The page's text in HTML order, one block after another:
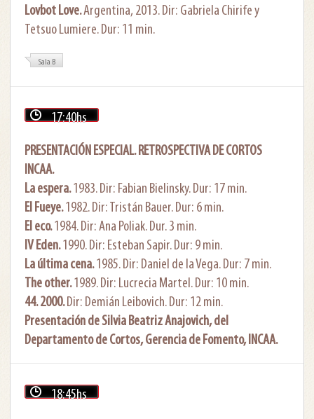
Lovbot Love.Argentina, 2013. Dir: Gabriela Chirife y
Tetsuo Lumiere. Dur: 11 min.
Sala B
17:40hs
PRESENTACIÓN ESPECIAL. RETROSPECTIVA DE CORTOS
INCAA.
La espera.1983. Dir: Fabian Bielinsky. Dur: 17 min.
El Fueye.1982. Dir: Tristán Bauer. Dur: 6 min.
El eco.1984. Dir: Ana Poliak. Dur. 3 min.
IV Eden.1990. Dir: Esteban Sapir. Dur: 9 min.
La última cena.1985. Dir: Daniel de la Vega. Dur: 7 min.
The other.1989. Dir: Lucrecia Martel. Dur: 10 min.
44. 2000.Dir: Demián Leibovich. Dur: 12 min.
Presentación de Silvia Beatriz Anajovich, del
Departamento de Cortos, Gerencia de Fomento, INCAA.
18:45hs